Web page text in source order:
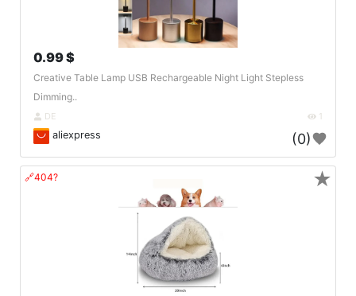
0.99 $
Creative Table Lamp USB Rechargeable Night Light Stepless
Dimming..
DE 1
aliexpress (0)
🔗404? ★